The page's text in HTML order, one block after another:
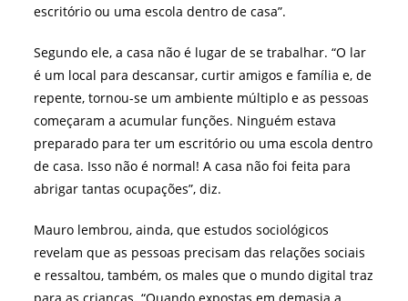
escritório ou uma escola dentro de casa”.
Segundo ele, a casa não é lugar de se trabalhar. “O lar
é um local para descansar, curtir amigos e família e, de
repente, tornou-se um ambiente múltiplo e as pessoas
começaram a acumular funções. Ninguém estava
preparado para ter um escritório ou uma escola dentro
de casa. Isso não é normal! A casa não foi feita para
abrigar tantas ocupações”, diz.
Mauro lembrou, ainda, que estudos sociológicos
revelam que as pessoas precisam das relações sociais
e ressaltou, também, os males que o mundo digital traz